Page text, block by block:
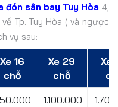
đón sân bay Tuy Hòa 4,
Tp. Tuy Hòa ( và ngược
vụ sau:
Xe 16
chỗ
Xe 29
chỗ
Xe
1.100.000